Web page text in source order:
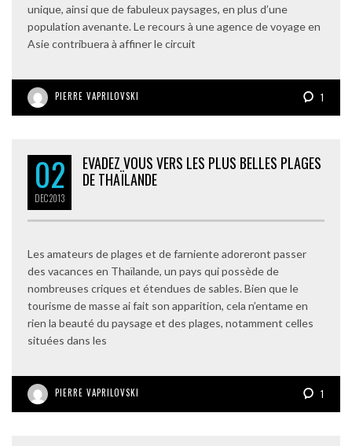
unique, ainsi que de fabuleux paysages, en plus d’une
population avenante. Le recours à une agence de voyage en
Asie contribuera à affiner le circuit
PIERRE VAPRILOVSKI 1
02
DEC2013
EVADEZ VOUS VERS LES PLUS BELLES PLAGES
DE THAÏLANDE
Les amateurs de plages et de farniente adoreront passer
des vacances en Thaïlande, un pays qui possède de
nombreuses criques et étendues de sables. Bien que le
tourisme de masse ai fait son apparition, cela n’entame en
rien la beauté du paysage et des plages, notamment celles
situées dans les
PIERRE VAPRILOVSKI 1